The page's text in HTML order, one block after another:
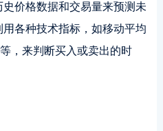
价格数据和交易量来预测未
各种技术指标，如移动平均
，来判断买入或卖出的时